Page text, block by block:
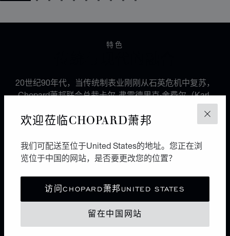
关闭
欢迎莅临CHOPARD萧邦
我们可配送至位于United States的地址。您正在浏
览位于中国的网站，是否要更改您的位置？
访问CHOPARD萧邦UNITED STATES
留在中国网站
GO TO SLIDE 1GO TO SLIDE 2
GO TO SLIDE 3
GO TO SLIDE 4
GO TO SLIDE 5
GO TO SLIDE 6
GO TO SLIDE 7
GO TO SLIDE 8
GO TO SLIDE 9
GO TO SLIDE 10
特色
20世纪90年代，当传统制表业刚刚从石英危机中复苏，
Chopard萧邦联合总裁卡尔-弗雷德里克·舍费尔（Karl-
Friedrich Scheufele）创建了一家制表工坊，旨在开发出
品牌首枚机芯，以致敬1860年创立Chopard萧邦品牌的
髓。这枚名为L.U.C 96.01-L的微型摆陀自动机芯具备多
种性能，在当时独树一帜，标志着Chopard萧邦制表工坊